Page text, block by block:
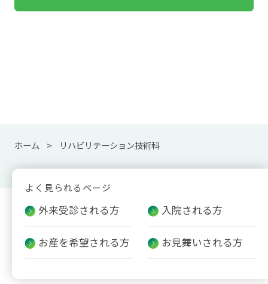
ホーム リハビリテーション技術科
よく見られるページ
外来受診される方 入院される方
お産を希望される方 お見舞いされる方